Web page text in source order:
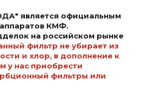
является официальным
КМФ.
на российском рынке
фильтр не убирает из
и хлор, в дополнение к
у нас приобрести
фильтры или